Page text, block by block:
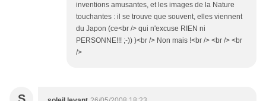
inventions amusantes, et les images de la Nature
touchantes : il se trouve que souvent, elles viennent
du Japon (ce<br /> qui n'excuse RIEN ni
PERSONNE!!! ;-)) )<br /> Non mais !<br /> <br /> <br
/>